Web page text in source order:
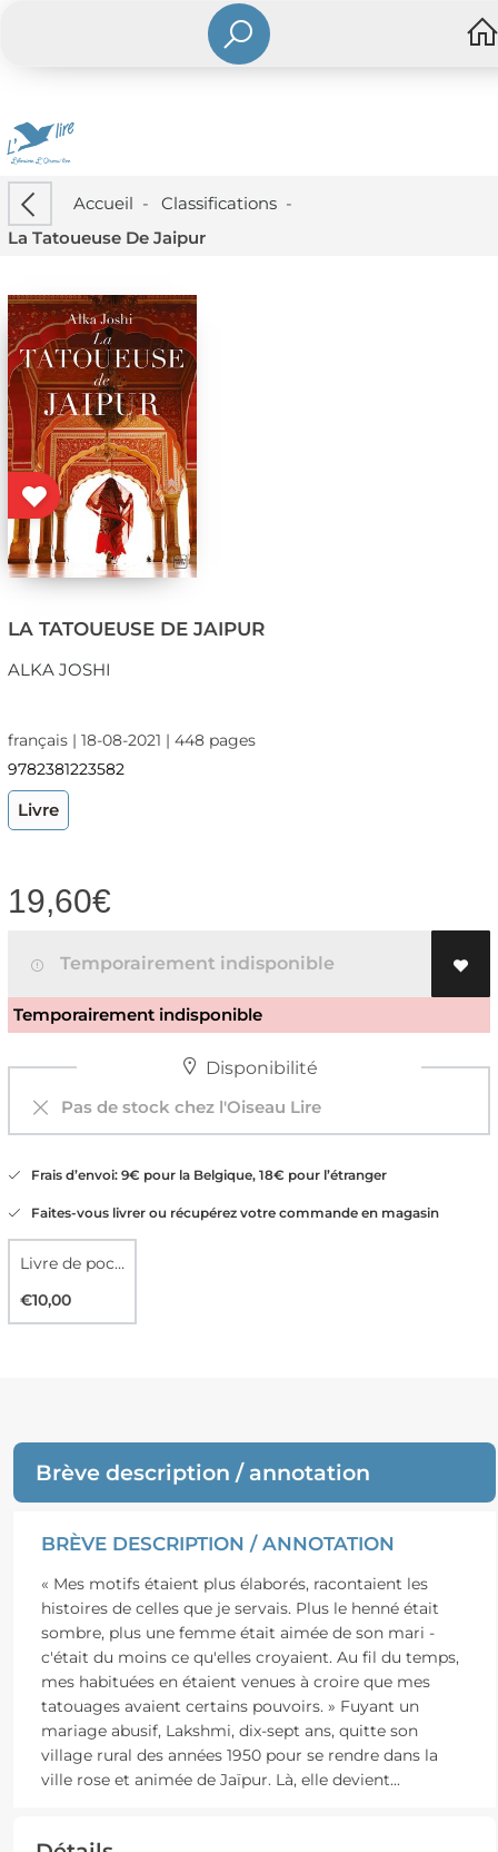
Accueil - Classifications-
La Tatoueuse De Jaipur
LA TATOUEUSE DE JAIPUR
ALKA JOSHI
français | 18-08-2021 | 448 pages
9782381223582
Livre
19,60€
Temporairement indisponible
Temporairement indisponible
Disponibilité
Pas de stock chez l'Oiseau Lire
Frais d’envoi: 9€ pour la Belgique, 18€ pour l’étranger
Faites-vous livrer ou récupérez votre commande en magasin
Livre de poche
€10,00
Brève description / annotation
BRÈVE DESCRIPTION / ANNOTATION
« Mes motifs étaient plus élaborés, racontaient les
histoires de celles que je servais. Plus le henné était
sombre, plus une femme était aimée de son mari -
c'était du moins ce qu'elles croyaient. Au fil du temps,
mes habituées en étaient venues à croire que mes
tatouages avaient certains pouvoirs. » Fuyant un
mariage abusif, Lakshmi, dix-sept ans, quitte son
village rural des années 1950 pour se rendre dans la
ville rose et animée de Jaïpur. Là, elle devient...